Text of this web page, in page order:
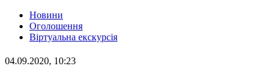
Новини
Оголошення
Віртуальна екскурсія
04.09.2020, 10:23